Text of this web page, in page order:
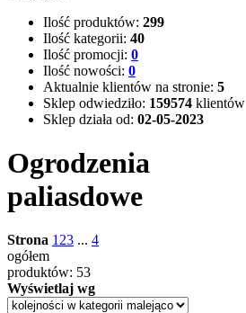
Ilość produktów: 299
Ilość kategorii: 40
Ilość promocji: 0
Ilość nowości: 0
Aktualnie klientów na stronie: 5
Sklep odwiedziło: 159574 klientów
Sklep działa od: 02-05-2023
Ogrodzenia
paliasdowe
Strona 123 ... 4
ogółem
produktów: 53
Wyświetlaj wg